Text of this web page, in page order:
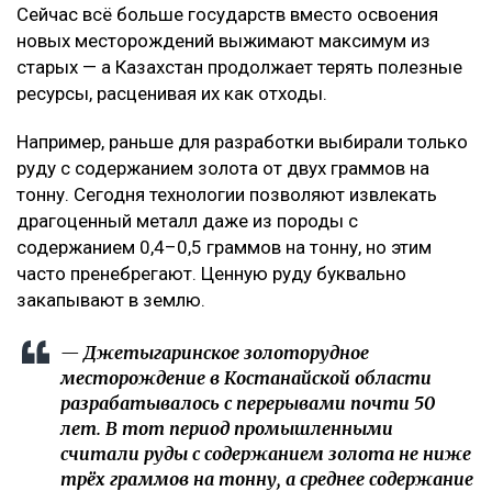
Сейчас всё больше государств вместо освоения
новых месторождений выжимают максимум из
старых — а Казахстан продолжает терять полезные
ресурсы, расценивая их как отходы.
Например, раньше для разработки выбирали только
руду с содержанием золота от двух граммов на
тонну. Сегодня технологии позволяют извлекать
драгоценный металл даже из породы с
содержанием 0,4–0,5 граммов на тонну, но этим
часто пренебрегают. Ценную руду буквально
закапывают в землю.
— Джетыгаринское золоторудное
месторождение в Костанайской области
разрабатывалось с перерывами почти 50
лет. В тот период промышленными
считали руды с содержанием золота не ниже
трёх граммов на тонну, а среднее содержание